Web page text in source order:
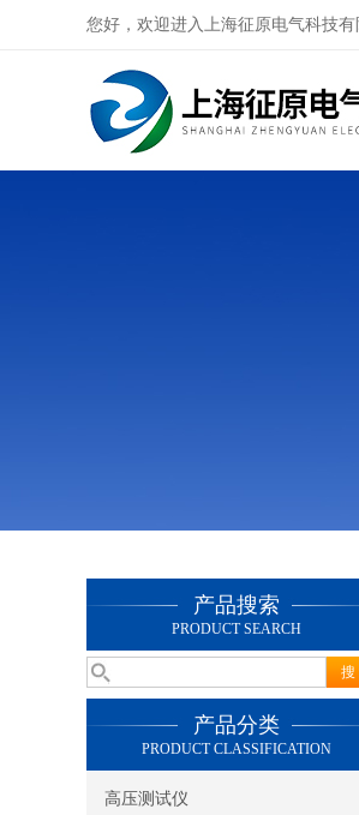
您好，欢迎进入上海征原电气科技
产品搜索
PRODUCT SEARCH
产品分类
PRODUCT CLASSIFICATION
高压测试仪